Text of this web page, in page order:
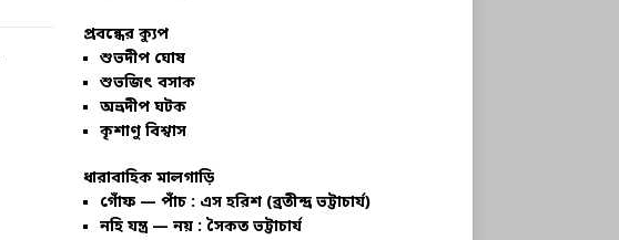
প্রবন্ধের ক্যুপ
শুভদীপ ঘোষ
শুভজিৎ বসাক
অভ্রদীপ ঘটক
কৃশাণু বিশ্বাস
ধারাবাহিক মালগাড়ি
গোঁফ — পাঁচ : এস হরিশ (ব্রতীন্দ্র ভট্টাচার্য)
নহি যন্ত্র — নয় : সৈকত ভট্টাচার্য